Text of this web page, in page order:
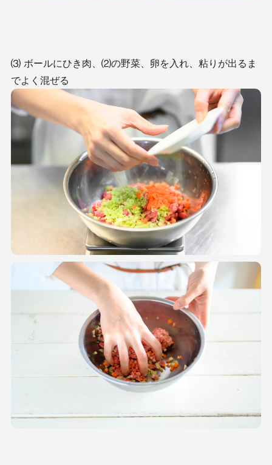
⑶ ボールにひき肉、⑵の野菜、卵を入れ、粘りが出るま
でよく混ぜる